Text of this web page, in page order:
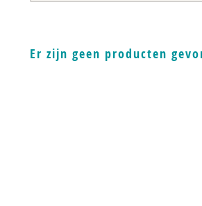
Er zijn geen producten